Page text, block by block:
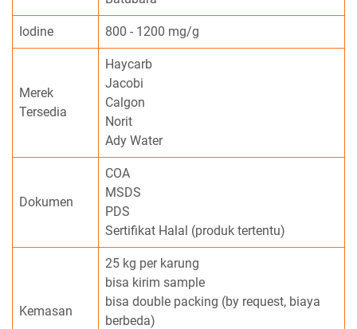
Iodine 800 - 1200 mg/g
Merek
Tersedia
Haycarb
Jacobi
Calgon
Norit
Ady Water
Dokumen
COA
MSDS
PDS
Sertifikat Halal (produk tertentu)
Kemasan
25 kg per karung
bisa kirim sample
bisa double packing (by request, biaya
berbeda)